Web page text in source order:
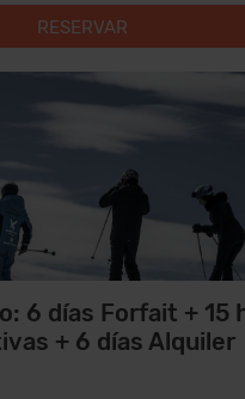
RESERVAR
6 días Forfait + 15
+ 6 días Alquiler